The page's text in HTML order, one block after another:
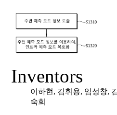
Inventors
이하현, 김휘용, 임성창,
숙희